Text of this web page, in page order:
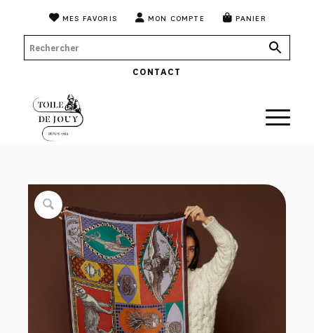
MES FAVORIS MON COMPTE PANIER
CONTACT